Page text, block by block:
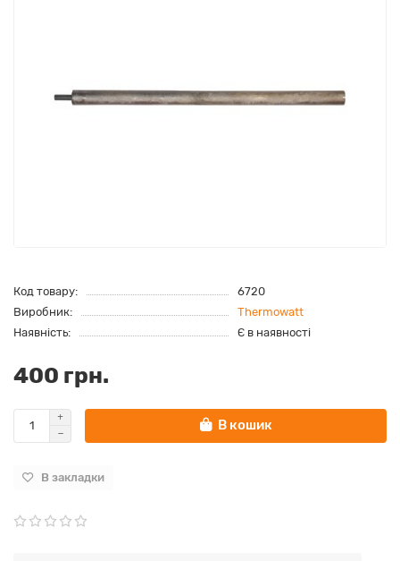
Код товару:
6720
Виробник:
Thermowatt
Наявність:
Є в наявності
400 грн.
В кошик
В закладки